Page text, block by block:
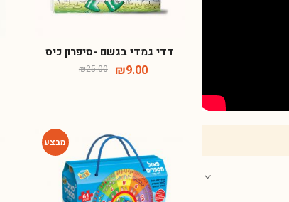
דדי גמדי בגשם -סיפרון כיס
₪25.00 ₪9.00
-28%